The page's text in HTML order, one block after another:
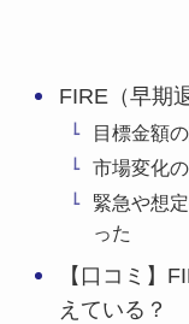
FIRE（早期
目標金額
市場変化
緊急や想
った
【口コミ】
えている？